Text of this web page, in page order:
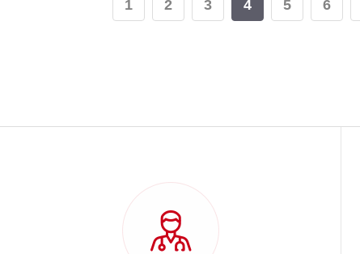
1 2 3 4 5 6